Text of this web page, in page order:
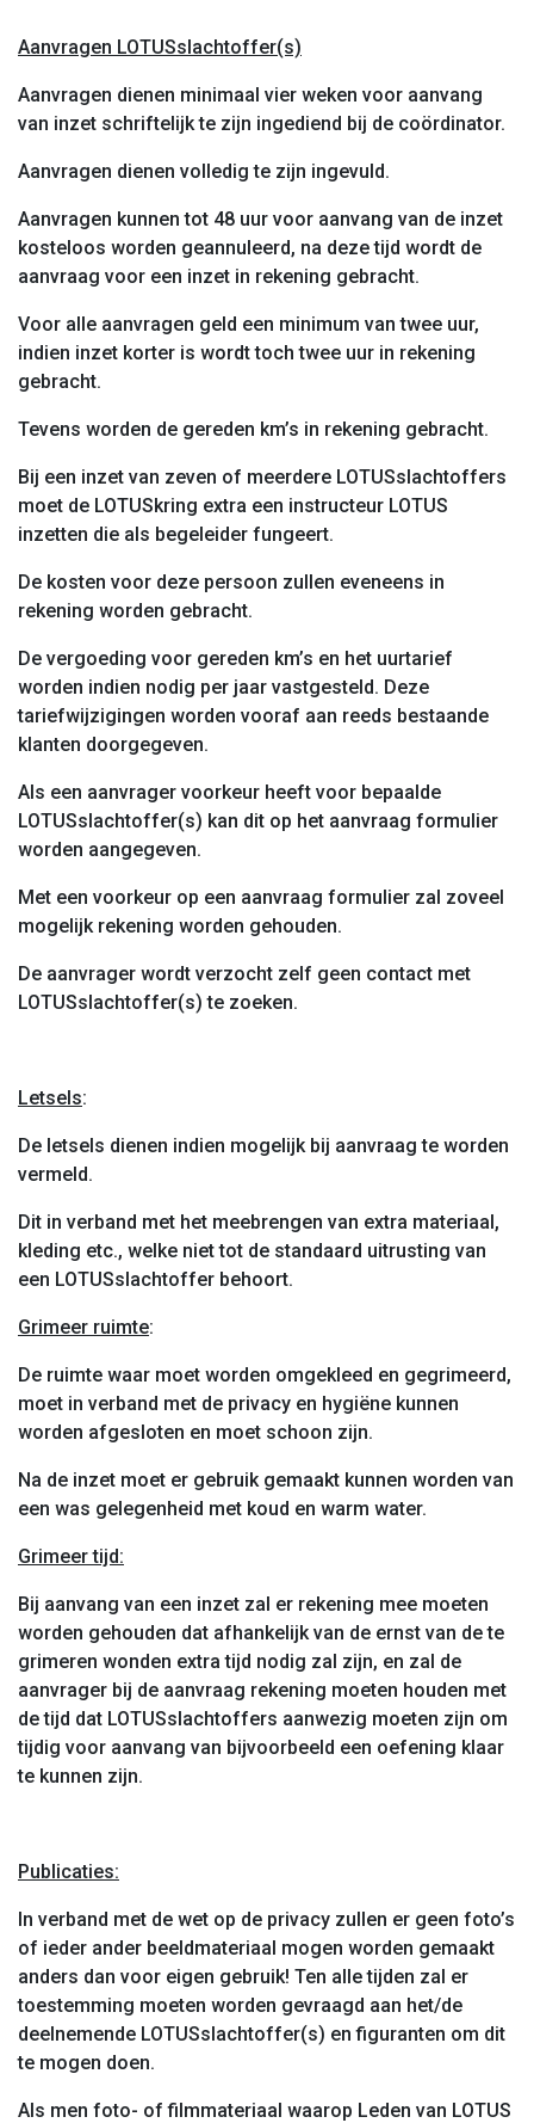
Aanvragen LOTUSslachtoffer(s)
Aanvragen dienen minimaal vier weken voor aanvang
van inzet schriftelijk te zijn ingediend bij de coördinator.
Aanvragen dienen volledig te zijn ingevuld.
Aanvragen kunnen tot 48 uur voor aanvang van de inzet
kosteloos worden geannuleerd, na deze tijd wordt de
aanvraag voor een inzet in rekening gebracht.
Voor alle aanvragen geld een minimum van twee uur,
indien inzet korter is wordt toch twee uur in rekening
gebracht.
Tevens worden de gereden km’s in rekening gebracht.
Bij een inzet van zeven of meerdere LOTUSslachtoffers
moet de LOTUSkring extra een instructeur LOTUS
inzetten die als begeleider fungeert.
De kosten voor deze persoon zullen eveneens in
rekening worden gebracht.
De vergoeding voor gereden km’s en het uurtarief
worden indien nodig per jaar vastgesteld. Deze
tariefwijzigingen worden vooraf aan reeds bestaande
klanten doorgegeven.
Als een aanvrager voorkeur heeft voor bepaalde
LOTUSslachtoffer(s) kan dit op het aanvraag formulier
worden aangegeven.
Met een voorkeur op een aanvraag formulier zal zoveel
mogelijk rekening worden gehouden.
De aanvrager wordt verzocht zelf geen contact met
LOTUSslachtoffer(s) te zoeken.
Letsels:
De letsels dienen indien mogelijk bij aanvraag te worden
vermeld.
Dit in verband met het meebrengen van extra materiaal,
kleding etc., welke niet tot de standaard uitrusting van
een LOTUSslachtoffer behoort.
Grimeer ruimte:
De ruimte waar moet worden omgekleed en gegrimeerd,
moet in verband met de privacy en hygiëne kunnen
worden afgesloten en moet schoon zijn.
Na de inzet moet er gebruik gemaakt kunnen worden van
een was gelegenheid met koud en warm water.
Grimeer tijd:
Bij aanvang van een inzet zal er rekening mee moeten
worden gehouden dat afhankelijk van de ernst van de te
grimeren wonden extra tijd nodig zal zijn, en zal de
aanvrager bij de aanvraag rekening moeten houden met
de tijd dat LOTUSslachtoffers aanwezig moeten zijn om
tijdig voor aanvang van bijvoorbeeld een oefening klaar
te kunnen zijn.
Publicaties:
In verband met de wet op de privacy zullen er geen foto’s
of ieder ander beeldmateriaal mogen worden gemaakt
anders dan voor eigen gebruik! Ten alle tijden zal er
toestemming moeten worden gevraagd aan het/de
deelnemende LOTUSslachtoffer(s) en figuranten om dit
te mogen doen.
Als men foto- of filmmateriaal waarop Leden van LOTUS